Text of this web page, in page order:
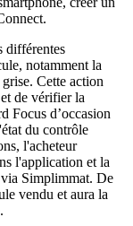
différentes
notamment la
Cette action
de vérifier la
Focus d’occasion
du contrôle
l'acheteur
l'application et la
via Simplimmat. De
vendu et aura la